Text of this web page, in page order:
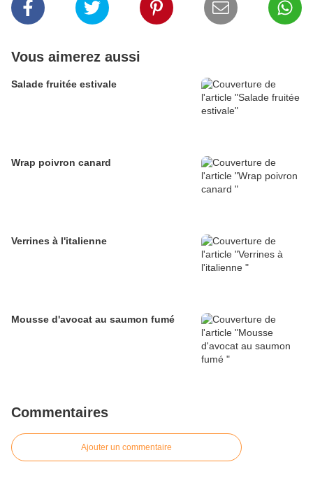
Vous aimerez aussi
Salade fruitée estivale
Wrap poivron canard
Verrines à l'italienne
Mousse d'avocat au saumon fumé
Commentaires
Ajouter un commentaire